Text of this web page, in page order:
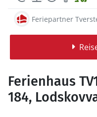
Feriepartner
Ferienhaus
184,